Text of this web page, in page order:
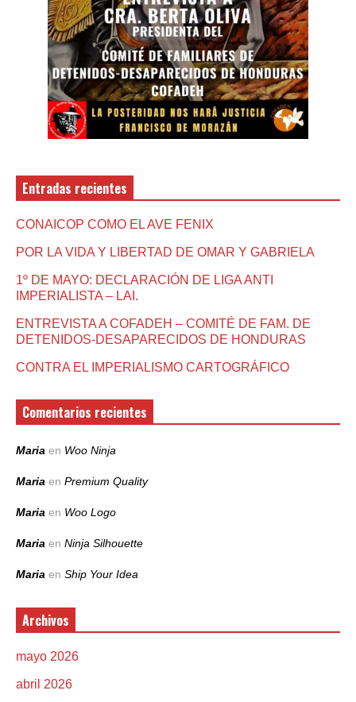
Entradas recientes
CONAICOP COMO EL AVE FENIX
POR LA VIDA Y LIBERTAD DE OMAR Y GABRIELA
1º DE MAYO: DECLARACIÓN DE LIGA ANTI
IMPERIALISTA – LAI.
ENTREVISTA A COFADEH – COMITÉ DE FAM. DE
DETENIDOS-DESAPARECIDOS DE HONDURAS
CONTRA EL IMPERIALISMO CARTOGRÁFICO
Comentarios recientes
Maria en Woo Ninja
Maria en Premium Quality
Maria en Woo Logo
Maria en Ninja Silhouette
Maria en Ship Your Idea
Archivos
mayo 2026
abril 2026